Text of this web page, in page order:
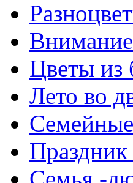
Цветы из
Лето во